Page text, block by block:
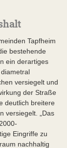
Tapfheim
bestehende
ein derartiges
versiegelt und
der Straße
deutlich breitere
versiegelt. „Das
Eingriffe zu
nachhaltig